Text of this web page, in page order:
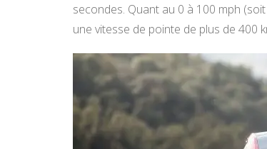
secondes. Quant au 0 à 100 mph
une vitesse de pointe de plus de 400